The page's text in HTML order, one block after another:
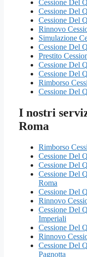
Cessione Del
Cessione Del
Cessione Del
Rinnovo
Simulazione
Cessione Del
Prestito
Cessione Del
Cessione Del
Rimborso
Cessione Del
I nostri
Roma
Rimborso
Cessione Del
Cessione Del
Cessione Del
Roma
Cessione Del
Rinnovo
Cessione Del
Imperiali
Cessione Del
Rinnovo
Cessione Del
Pagnotta